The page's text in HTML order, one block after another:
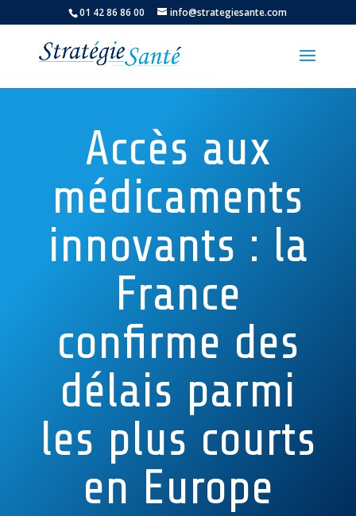
01 42 86 86 00 info@strategiesante.com
Accès aux
médicaments
innovants : la
France
confirme des
délais parmi
les plus courts
en Europe